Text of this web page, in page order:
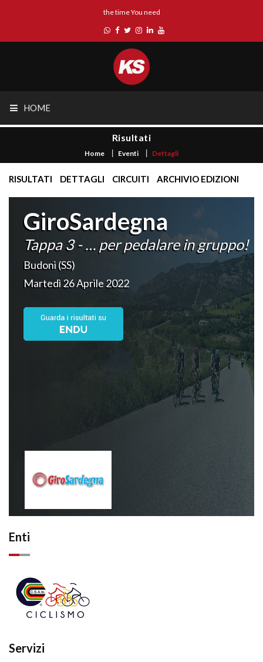
the time You need
HOME
Risultati
Home Eventi Dettagli
RISULTATI DETTAGLI CIRCUITI ARCHIVIO EDIZIONI
GiroSardegna
Tappa 3 - … per pedalare in gruppo!
Budoni (SS)
Martedì 26 Aprile 2022
Enti
Servizi